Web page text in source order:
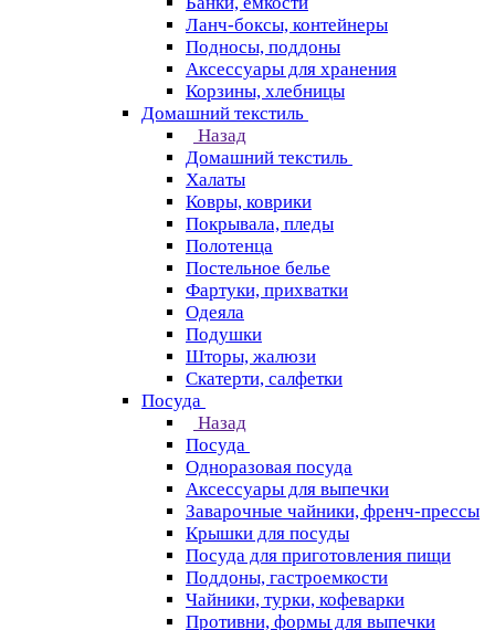
Ланч-боксы, контейнеры
Подносы, поддоны
Аксессуары для хранения
Корзины, хлебницы
Домашний текстиль
Назад
Домашний текстиль
Халаты
Ковры, коврики
Покрывала, пледы
Полотенца
Постельное белье
Фартуки, прихватки
Одеяла
Подушки
Шторы, жалюзи
Скатерти, салфетки
Посуда
Назад
Посуда
Одноразовая посуда
Аксессуары для выпечки
Заварочные чайники, френч-прессы
Крышки для посуды
Посуда для приготовления пищи
Поддоны, гастроемкости
Чайники, турки, кофеварки
Противни, формы для выпечки